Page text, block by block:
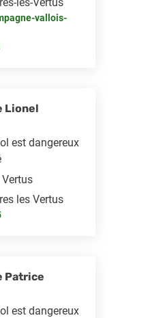
vallois-
Lionel
est dangereux
Vertus
les Vertus
Patrice
est dangereux